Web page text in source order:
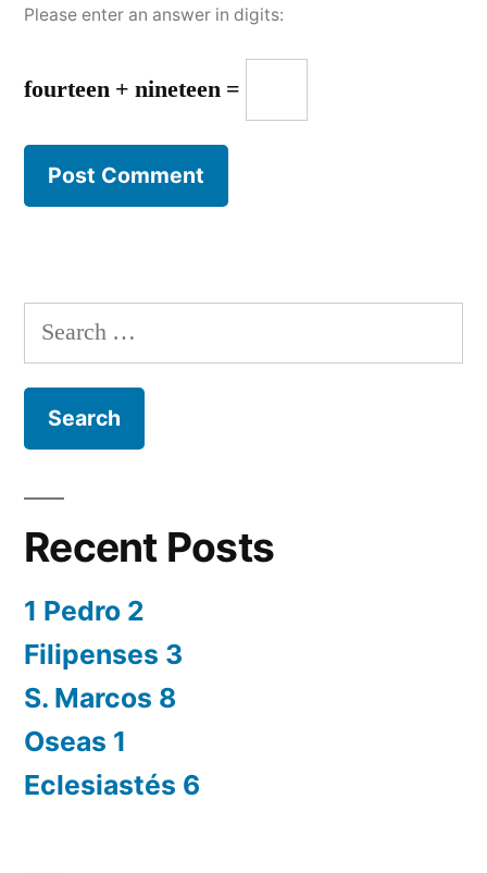
Please enter an answer in digits:
fourteen + nineteen =
Search
for:
Recent Posts
1 Pedro 2
Filipenses 3
S. Marcos 8
Oseas 1
Eclesiastés 6